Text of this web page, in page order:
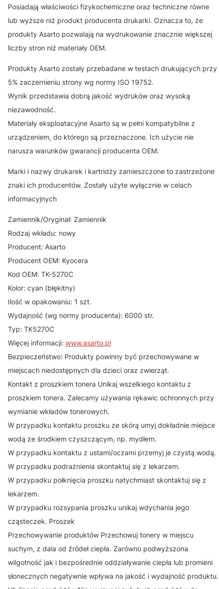
Posiadają właściwości fizykochemiczne oraz techniczne równe
lub wyższe niż produkt producenta drukarki. Oznacza to, że
produkty Asarto pozwalają na wydrukowanie znacznie większej
liczby stron niż materiały OEM.
Produkty Asarto zostały przebadane w testach drukujących przy
5% zaczernieniu strony wg normy ISO 19752.
Wynik przedstawia dobrą jakość wydruków oraz wysoką
niezawodność.
Materiały eksploatacyjne Asarto są w pełni kompatybilne z
urządzeniem, do którego są przeznaczone. Ich użycie nie
narusza warunków gwarancji producenta OEM.
Marki i nazwy drukarek i kartridży zamieszczone to zastrzeżone
znaki ich producentów. Zostały użyte wyłącznie w celach
informacyjnych
Zamiennik/Oryginał: Zamiennik
Rodzaj wkładu: nowy
Producent: Asarto
Producent OEM: Kyocera
Kod OEM: TK-5270C
Kolor: cyan (błękitny)
Ilość w opakowaniu: 1 szt.
Wydajność (wg normy producenta): 6000 str.
Typ: TK5270C
Więcej informacji: www.asarto.pl
Bezpieczeństwo: Produkty powinny być przechowywane w
miejscach niedostępnych dla dzieci oraz zwierząt.
Kontakt z proszkiem tonera Unikaj wszelkiego kontaktu z
proszkiem tonera. Zalecamy używania rękawic ochronnych przy
wymianie wkładów tonerowych.
W przypadku kontaktu proszku ze skórą umyj dokładnie miejsce
wodą ze środkiem czyszczącym, np. mydłem.
W przypadku kontaktu z ustami/oczami przemyj je czystą wodą.
W przypadku podrażnienia skontaktuj się z lekarzem.
W przypadku połknięcia proszku natychmiast skontaktuj się z
lekarzem.
W przypadku rozsypania proszku unikaj wdychania jego
cząsteczek. Proszek
Przechowywanie produktów Przechowuj tonery w miejscu
suchym, z dala od źródeł ciepła. Zarówno podwyższona
wilgotność jak i bezpośrednie oddziaływanie ciepła lub promieni
słonecznych negatywnie wpływa na jakość i wydajność produktu.